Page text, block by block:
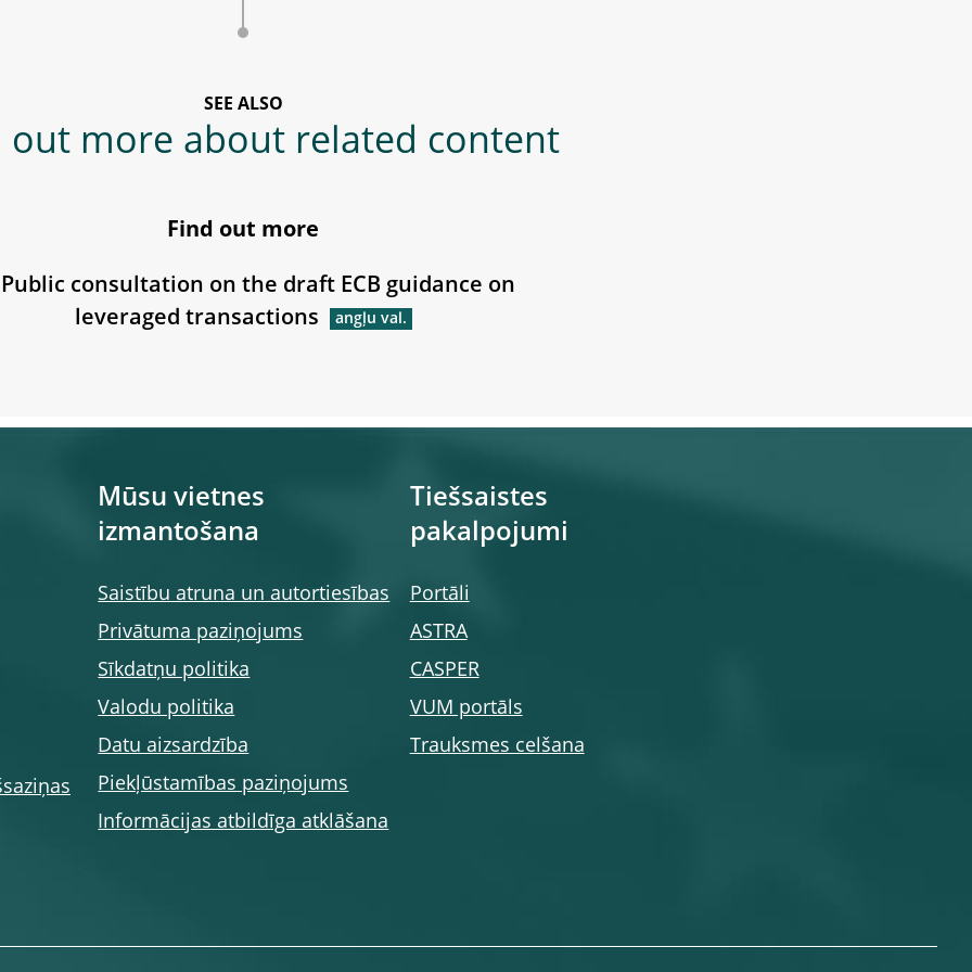
SEE ALSO
out more about related content
Find out more
Public consultation on the draft ECB guidance on
leveraged transactions
Mūsu vietnes
izmantošana
Saistību atruna un autortiesības
Privātuma paziņojums
Sīkdatņu politika
Valodu politika
Datu aizsardzība
Piekļūstamības paziņojums
Informācijas atbildīga atklāšana
Tiešsaistes
pakalpojumi
Portāli
ASTRA
CASPER
VUM portāls
Trauksmes celšana